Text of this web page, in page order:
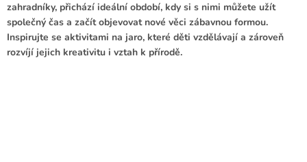
zahradníky, přichází ideální období, kdy si s nimi můžete užít
společný čas a začít objevovat nové věci zábavnou formou.
Inspirujte se aktivitami na jaro, které děti vzdělávají a zároveň
rozvíjí jejich kreativitu i vztah k přírodě.